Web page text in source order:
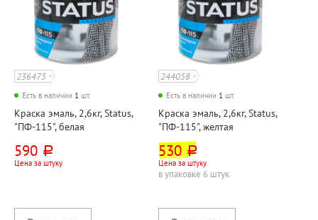
236475
Есть в наличии 1 шт.
Краска эмаль, 2,6кг, Status,
"ПФ-115", белая
590 руб.
Цена за штуку
244058
Есть в наличии 1 шт.
Краска эмаль, 2,6кг, Status,
"ПФ-115", желтая
530 руб.
Цена за штуку
в упаковке 6 штук